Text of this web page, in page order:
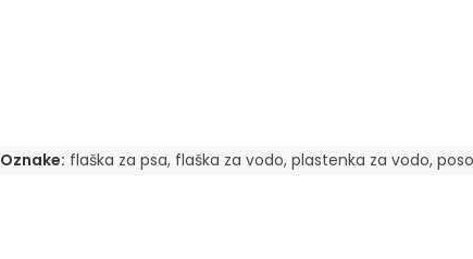
Oznake: flaška za psa, flaška za vodo, plastenka za vodo,